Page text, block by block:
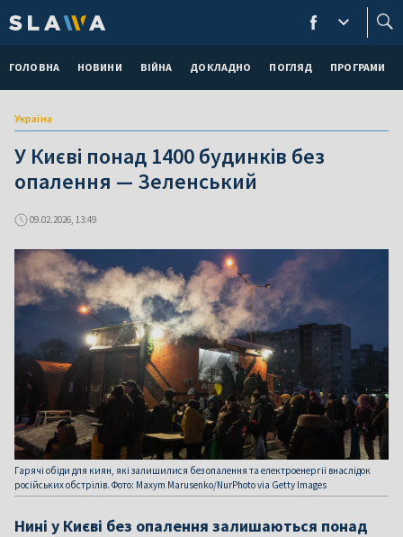
ГОЛОВНА НОВИНИ ВІЙНА ДОКЛАДНО ПОГЛЯД ПРОГРАМИ
Україна
У Києві понад 1400 будинків без
опалення — Зеленський
09.02.2026, 13:49
Гарячі обіди для киян, які залишилися без опалення та електроенергії внаслідок
російських обстрілів. Фото: Maxym Marusenko/NurPhoto via Getty Images
Нині у Києві без опалення залишаються понад